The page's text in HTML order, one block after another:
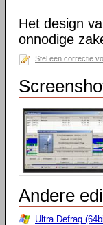
Het design
onnodige
Stel een correctie
Andere
Ultra Defrag